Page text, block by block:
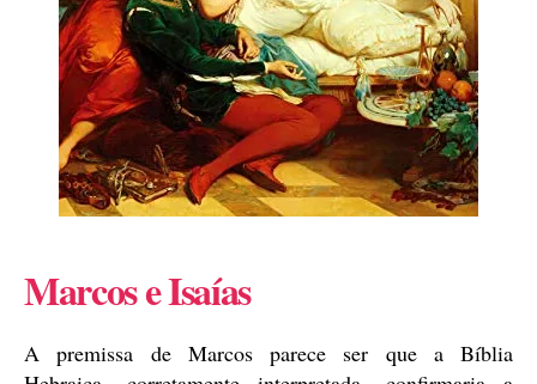
Marcos e Isaías
A premissa de Marcos parece ser que a Bíblia